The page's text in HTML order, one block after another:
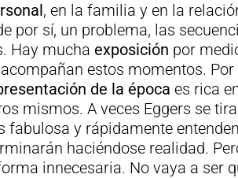
, en la familia y en la
por sí, un problema, las
Hay mucha exposición por
estos momentos. Por
de la época es rica
mismos. A veces Eggers se
fabulosa y rápidamente
haciéndose realidad.
innecesaria. No vaya a ser